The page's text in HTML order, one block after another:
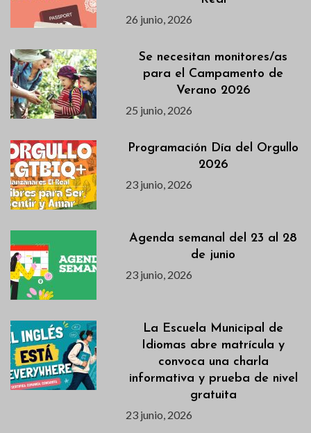
26 junio, 2026
Se necesitan monitores/as
para el Campamento de
Verano 2026
25 junio, 2026
Programación Día del Orgullo
2026
23 junio, 2026
Agenda semanal del 23 al 28
de junio
23 junio, 2026
La Escuela Municipal de
Idiomas abre matrícula y
convoca una charla
informativa y prueba de nivel
gratuita
23 junio, 2026